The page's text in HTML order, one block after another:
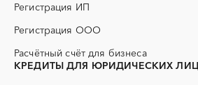
ЖБИ
ИБП
КИП
Забайкальский край
Ингушетия
республика
Калмыкия
Регистрация ИП
Регистрация ООО
Расчётный счёт для бизнеса
КРЕДИТЫ ДЛЯ ЮРИДИЧЕСКИХ